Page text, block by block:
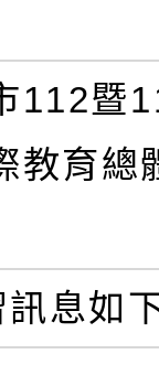
112暨
教育總
訊息如